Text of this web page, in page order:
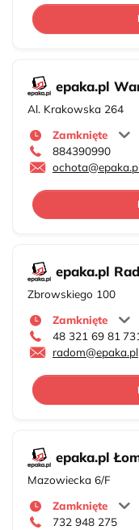
epaka.pl
Al. Krakowska 264
Zamknięte
884390990
epaka.pl
Zbrowskiego 100
Zamknięte
48 321 69 81
radom@epaka.pl
epaka.pl
Mazowiecka 6/F
Zamknięte
732 948 275